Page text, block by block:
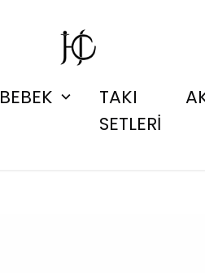
BEBEK
TAKI
SETLERİ